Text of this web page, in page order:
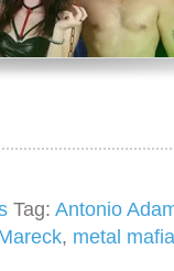
Tag: Antonio
, metal mafia